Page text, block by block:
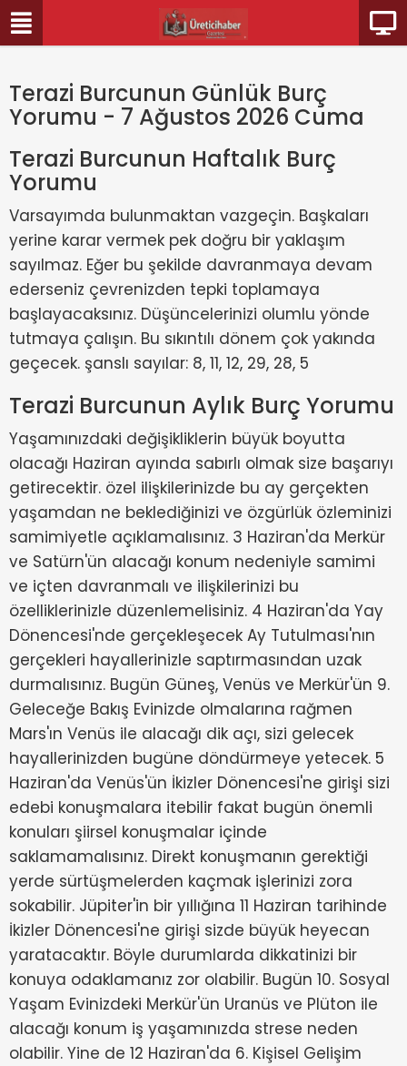
Terazi Burcunun Günlük Burç
Yorumu - 7 Ağustos 2026 Cuma
Terazi Burcunun Haftalık Burç
Yorumu
Varsayımda bulunmaktan vazgeçin. Başkaları
yerine karar vermek pek doğru bir yaklaşım
sayılmaz. Eğer bu şekilde davranmaya devam
ederseniz çevrenizden tepki toplamaya
başlayacaksınız. Düşüncelerinizi olumlu yönde
tutmaya çalışın. Bu sıkıntılı dönem çok yakında
geçecek. şanslı sayılar: 8, 11, 12, 29, 28, 5
Terazi Burcunun Aylık Burç Yorumu
Yaşamınızdaki değişikliklerin büyük boyutta
olacağı Haziran ayında sabırlı olmak size başarıyı
getirecektir. özel ilişkilerinizde bu ay gerçekten
yaşamdan ne beklediğinizi ve özgürlük özleminizi
samimiyetle açıklamalısınız. 3 Haziran'da Merkür
ve Satürn'ün alacağı konum nedeniyle samimi
ve içten davranmalı ve ilişkilerinizi bu
özelliklerinizle düzenlemelisiniz. 4 Haziran'da Yay
Dönencesi'nde gerçekleşecek Ay Tutulması'nın
gerçekleri hayallerinizle saptırmasından uzak
durmalısınız. Bugün Güneş, Venüs ve Merkür'ün 9.
Geleceğe Bakış Evinizde olmalarına rağmen
Mars'ın Venüs ile alacağı dik açı, sizi gelecek
hayallerinizden bugüne döndürmeye yetecek. 5
Haziran'da Venüs'ün İkizler Dönencesi'ne girişi sizi
edebi konuşmalara itebilir fakat bugün önemli
konuları şiirsel konuşmalar içinde
saklamamalısınız. Direkt konuşmanın gerektiği
yerde sürtüşmelerden kaçmak işlerinizi zora
sokabilir. Jüpiter'in bir yıllığına 11 Haziran tarihinde
İkizler Dönencesi'ne girişi sizde büyük heyecan
yaratacaktır. Böyle durumlarda dikkatinizi bir
konuya odaklamanız zor olabilir. Bugün 10. Sosyal
Yaşam Evinizdeki Merkür'ün Uranüs ve Plüton ile
alacağı konum iş yaşamınızda strese neden
olabilir. Yine de 12 Haziran'da 6. Kişisel Gelişim